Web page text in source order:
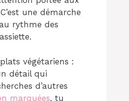
une démarche
rythme des
végétariens :
détail qui
d’autres
marquées, tu